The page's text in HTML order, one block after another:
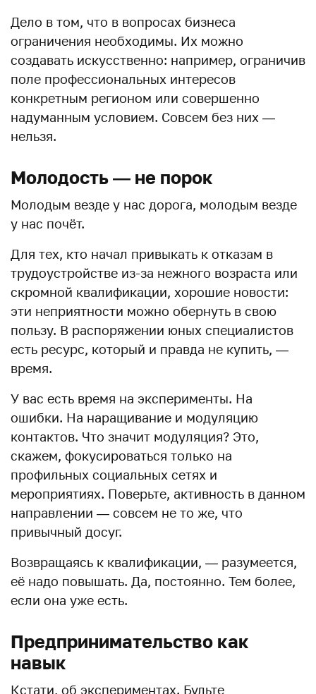
Дело в том, что в вопросах бизнеса
ограничения необходимы. Их можно
создавать искусственно: например, ограничив
поле профессиональных интересов
конкретным регионом или совершенно
надуманным условием. Совсем без них —
нельзя.
Молодость — не порок
Молодым везде у нас дорога, молодым везде
у нас почёт.
Для тех, кто начал привыкать к отказам в
трудоустройстве из-за нежного возраста или
скромной квалификации, хорошие новости:
эти неприятности можно обернуть в свою
пользу. В распоряжении юных специалистов
есть ресурс, который и правда не купить, —
время.
У вас есть время на эксперименты. На
ошибки. На наращивание и модуляцию
контактов. Что значит модуляция? Это,
скажем, фокусироваться только на
профильных социальных сетях и
мероприятиях. Поверьте, активность в данном
направлении — совсем не то же, что
привычный досуг.
Возвращаясь к квалификации, — разумеется,
её надо повышать. Да, постоянно. Тем более,
если она уже есть.
Предпринимательство как
навык
Кстати, об экспериментах. Будьте